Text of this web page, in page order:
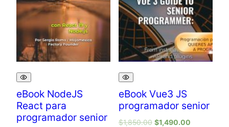
eBook NodeJS
React para
programador senior
eBook Vue3 JS
programador senior
$1,850.00 $1,490.00